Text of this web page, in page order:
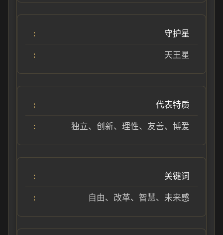
守护星
天王星
代表特质
独立、创新、理性、友善、博爱
关键词
自由、改革、智慧、未来感